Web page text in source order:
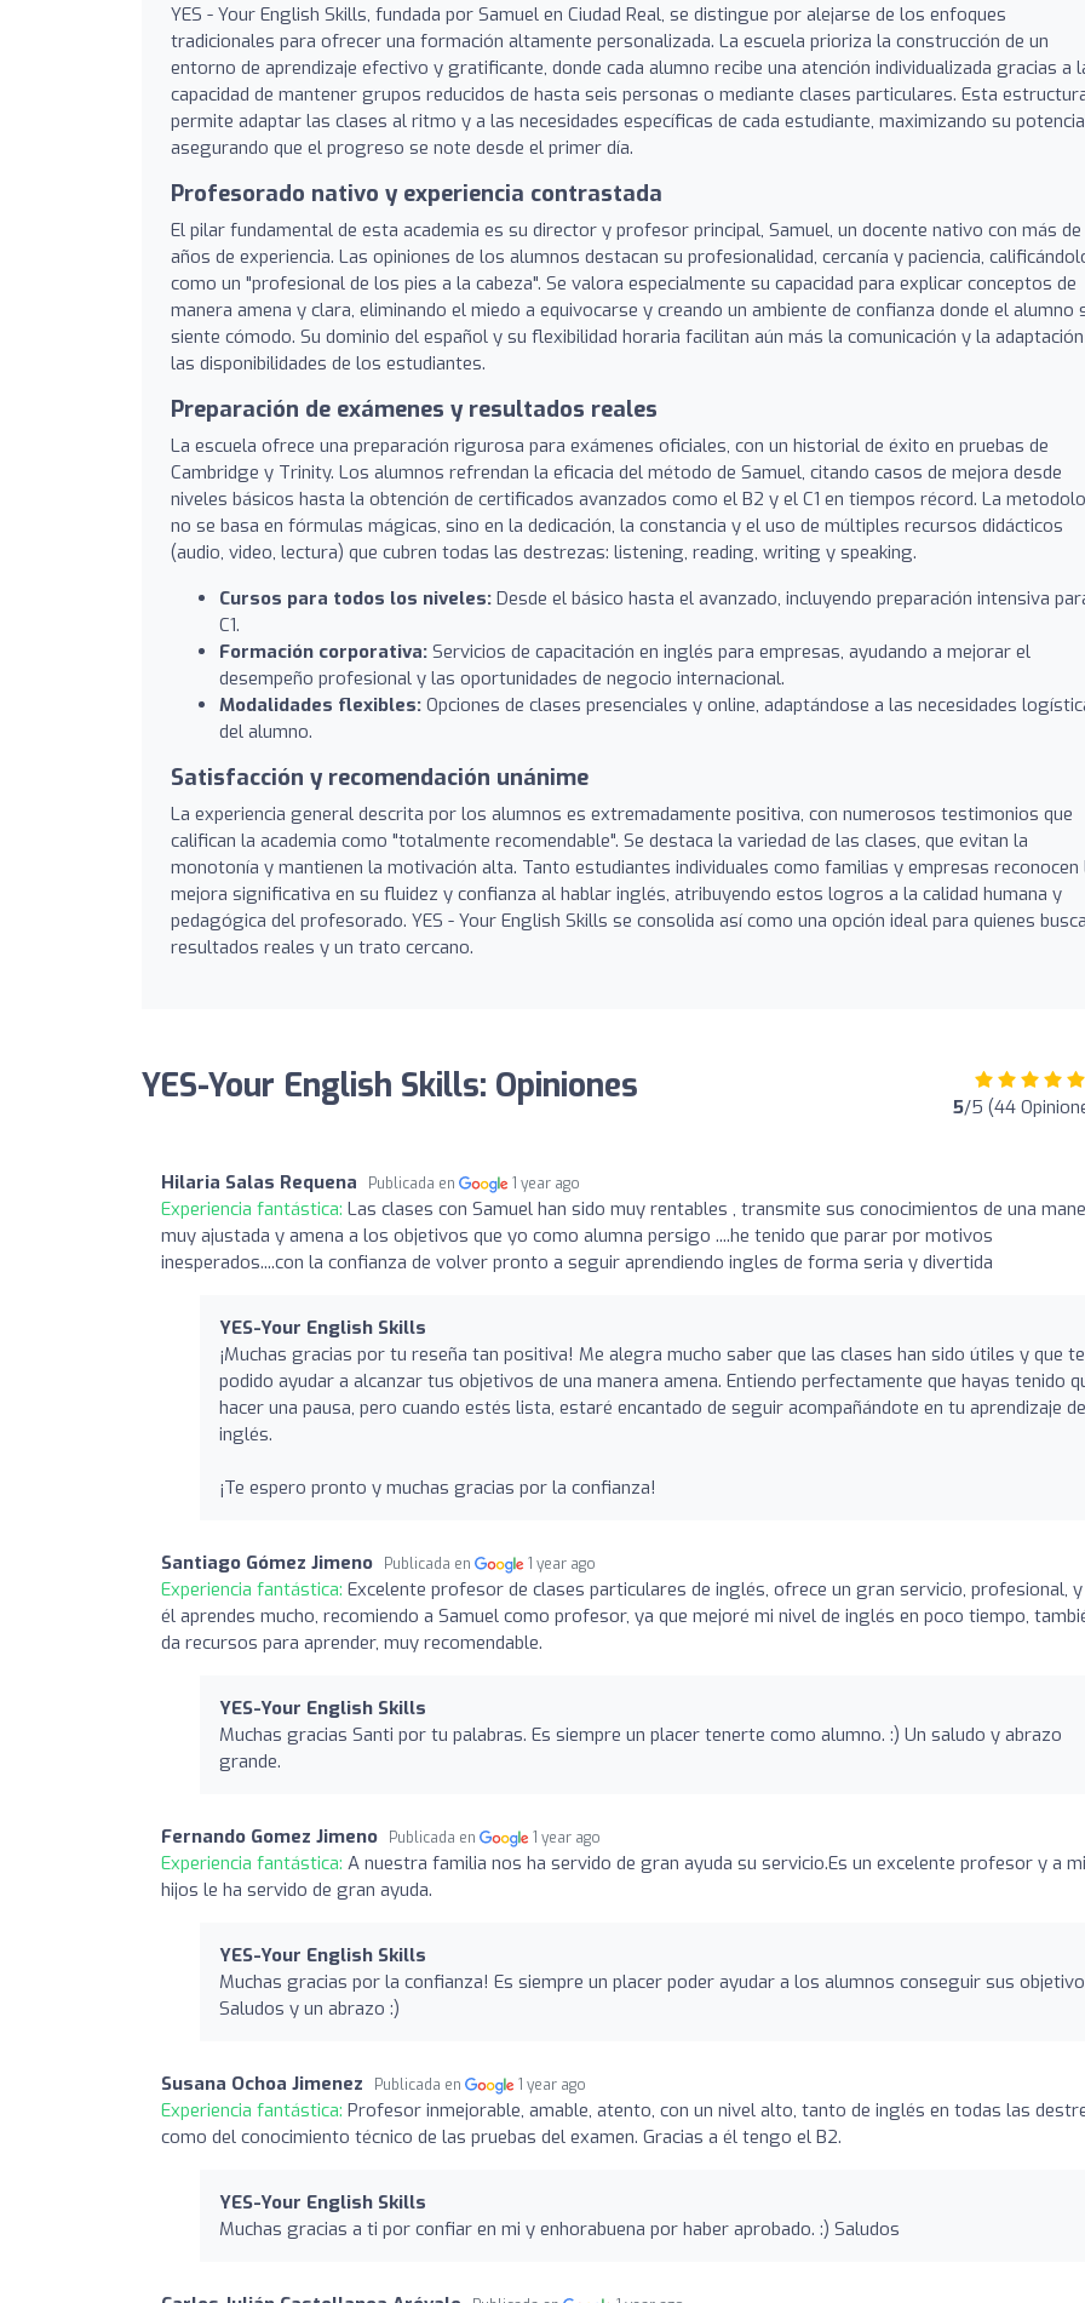
YES - Your English Skills, fundada por Samuel en Ciudad Real, se distingue por alejarse de los enfoques
tradicionales para ofrecer una formación altamente personalizada. La escuela prioriza la construcción de un
entorno de aprendizaje efectivo y gratificante, donde cada alumno recibe una atención individualizada gracias a
capacidad de mantener grupos reducidos de hasta seis personas o mediante clases particulares. Esta
permite adaptar las clases al ritmo y a las necesidades específicas de cada estudiante, maximizando su
asegurando que el progreso se note desde el primer día.
Profesorado nativo y experiencia contrastada
El pilar fundamental de esta academia es su director y profesor principal, Samuel, un docente nativo con más de
años de experiencia. Las opiniones de los alumnos destacan su profesionalidad, cercanía y paciencia,
como un "profesional de los pies a la cabeza". Se valora especialmente su capacidad para explicar conceptos de
manera amena y clara, eliminando el miedo a equivocarse y creando un ambiente de confianza donde el alumno
siente cómodo. Su dominio del español y su flexibilidad horaria facilitan aún más la comunicación y la
las disponibilidades de los estudiantes.
Preparación de exámenes y resultados reales
La escuela ofrece una preparación rigurosa para exámenes oficiales, con un historial de éxito en pruebas de
Cambridge y Trinity. Los alumnos refrendan la eficacia del método de Samuel, citando casos de mejora desde
niveles básicos hasta la obtención de certificados avanzados como el B2 y el C1 en tiempos récord. La
no se basa en fórmulas mágicas, sino en la dedicación, la constancia y el uso de múltiples recursos didácticos
(audio, video, lectura) que cubren todas las destrezas: listening, reading, writing y speaking.
Cursos para todos los niveles: Desde el básico hasta el avanzado, incluyendo preparación intensiva
C1.
Formación corporativa: Servicios de capacitación en inglés para empresas, ayudando a mejorar el
desempeño profesional y las oportunidades de negocio internacional.
Modalidades flexibles: Opciones de clases presenciales y online, adaptándose a las necesidades
del alumno.
Satisfacción y recomendación unánime
La experiencia general descrita por los alumnos es extremadamente positiva, con numerosos testimonios que
califican la academia como "totalmente recomendable". Se destaca la variedad de las clases, que evitan la
monotonía y mantienen la motivación alta. Tanto estudiantes individuales como familias y empresas reconocen
mejora significativa en su fluidez y confianza al hablar inglés, atribuyendo estos logros a la calidad humana y
pedagógica del profesorado. YES - Your English Skills se consolida así como una opción ideal para quienes
resultados reales y un trato cercano.
YES-Your English Skills: Opiniones 5/5 (44
Hilaria Salas Requena Publicada en 1 year ago
Experiencia fantástica: Las clases con Samuel han sido muy rentables , transmite sus conocimientos de una
muy ajustada y amena a los objetivos que yo como alumna persigo ....he tenido que parar por motivos
inesperados....con la confianza de volver pronto a seguir aprendiendo ingles de forma seria y divertida
YES-Your English Skills
¡Muchas gracias por tu reseña tan positiva! Me alegra mucho saber que las clases han sido útiles y que
podido ayudar a alcanzar tus objetivos de una manera amena. Entiendo perfectamente que hayas tenido
hacer una pausa, pero cuando estés lista, estaré encantado de seguir acompañándote en tu aprendizaje
inglés.
¡Te espero pronto y muchas gracias por la confianza!
Santiago Gómez Jimeno Publicada en 1 year ago
Experiencia fantástica: Excelente profesor de clases particulares de inglés, ofrece un gran servicio, profesional, y
él aprendes mucho, recomiendo a Samuel como profesor, ya que mejoré mi nivel de inglés en poco tiempo,
da recursos para aprender, muy recomendable.
YES-Your English Skills
Muchas gracias Santi por tu palabras. Es siempre un placer tenerte como alumno. :) Un saludo y abrazo
grande.
Fernando Gomez Jimeno Publicada en 1 year ago
Experiencia fantástica: A nuestra familia nos ha servido de gran ayuda su servicio.Es un excelente profesor y a
hijos le ha servido de gran ayuda.
YES-Your English Skills
Muchas gracias por la confianza! Es siempre un placer poder ayudar a los alumnos conseguir sus
Saludos y un abrazo :)
Susana Ochoa Jimenez Publicada en 1 year ago
Experiencia fantástica: Profesor inmejorable, amable, atento, con un nivel alto, tanto de inglés en todas las
como del conocimiento técnico de las pruebas del examen. Gracias a él tengo el B2.
YES-Your English Skills
Muchas gracias a ti por confiar en mi y enhorabuena por haber aprobado. :) Saludos